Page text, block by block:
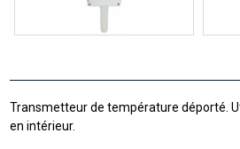
Transmetteur de température déporté.
en intérieur.